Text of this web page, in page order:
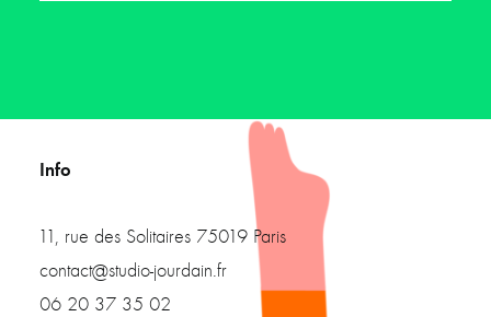
Info
11, rue des Solitaires 75019 Paris
contact@studio-jourdain.fr
06 20 37 35 02